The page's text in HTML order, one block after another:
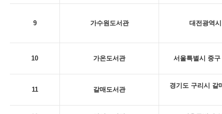
9 가수원도서관 대전광역
10 가온도서관 서울특별시 중
11 갈매도서관
경기도 구리시 갈